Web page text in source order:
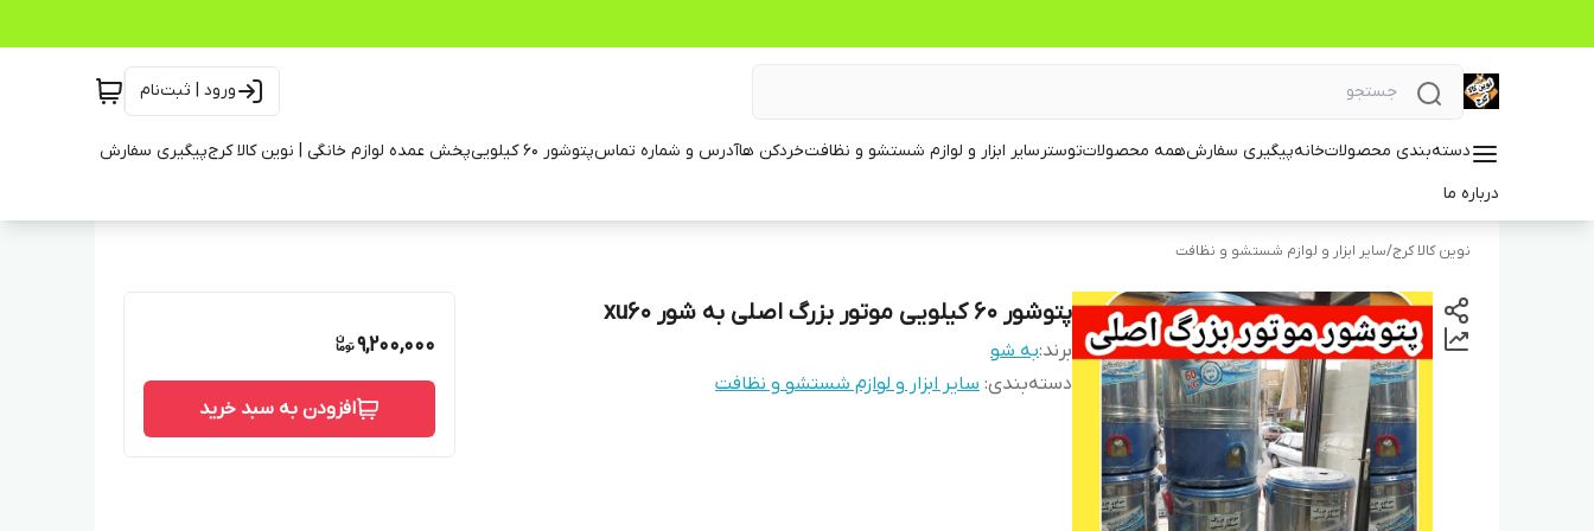
ورود | ثبت‌نام
دسته‌بندی محصولاتخانهپیگیری سفارشهمه محصولاتتوسترسایر ابزار و لوازم شستشو و نظافتخردکن هاآدرس و شماره تماسپتوشور ۶۰ کیلویی پخش عمده لوازم خانگی | نوین کالا کرجپیگیری سفارش
درباره ما
نوین کالا کرج/سایر ابزار و لوازم شستشو و نظافت
پتوشور ۶۰ کیلویی موتور بزرگ اصلی به شور xu60
برند:به شو
دسته‌بندی: سایر ابزار و لوازم شستشو و نظافت
9,200,000
افزودن به سبد خرید